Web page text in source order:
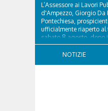
L’Assessore ai Lavori
d'Ampezzo, Giorgio Da
Pontechiesa,
ufficialmente riaperto
sabato 8 agosto, dopo
verifiche e il positivo
NOTIZIE